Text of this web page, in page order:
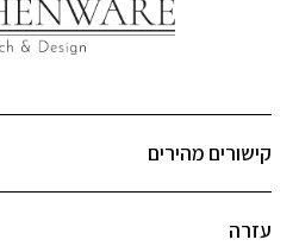
קישורים מהירים
עזרה